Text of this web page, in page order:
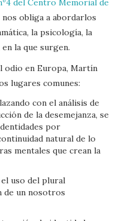
nos obliga a abordarlos
la psicología, la
la que surgen.
odio en Europa, Martín
lugares comunes:
con el análisis de
de la desemejanza, se
por
natural de lo
mentales que crean la
el uso del plural
de un nosotros